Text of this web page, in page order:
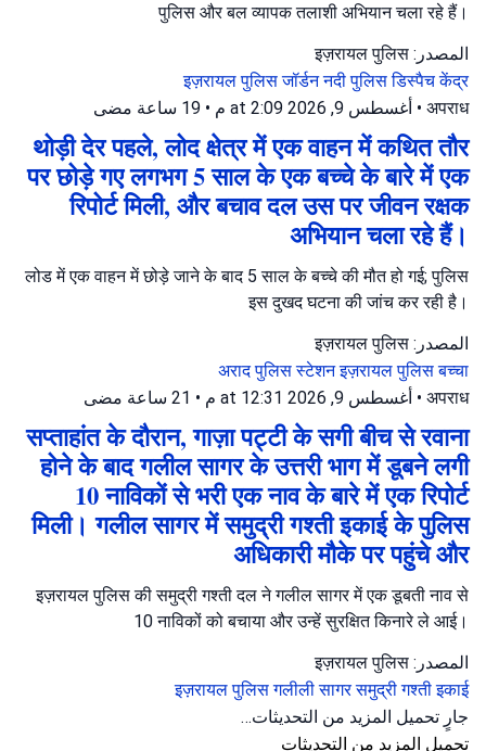
पुलिस और बल व्यापक तलाशी अभियान चला रहे हैं।
المصدر: इज़रायल पुलिस
इज़रायल पुलिसजॉर्डन नदीपुलिस डिस्पैच केंद्र
अपराध
• أغسطس 9, 2026 at 2:09 م • 19 ساعة مضى
थोड़ी देर पहले, लोद क्षेत्र में एक वाहन में कथित तौर
पर छोड़े गए लगभग 5 साल के एक बच्चे के बारे में एक
रिपोर्ट मिली, और बचाव दल उस पर जीवन रक्षक
अभियान चला रहे हैं।
लोड में एक वाहन में छोड़े जाने के बाद 5 साल के बच्चे की मौत हो गई; पुलिस
इस दुखद घटना की जांच कर रही है।
المصدر: इज़रायल पुलिस
अराद पुलिस स्टेशनइज़रायल पुलिसबच्चा
अपराध
• أغسطس 9, 2026 at 12:31 م • 21 ساعة مضى
सप्ताहांत के दौरान, गाज़ा पट्टी के सगी बीच से रवाना
होने के बाद गलील सागर के उत्तरी भाग में डूबने लगी
10 नाविकों से भरी एक नाव के बारे में एक रिपोर्ट
मिली। गलील सागर में समुद्री गश्ती इकाई के पुलिस
अधिकारी मौके पर पहुंचे और
इज़रायल पुलिस की समुद्री गश्ती दल ने गलील सागर में एक डूबती नाव से
10 नाविकों को बचाया और उन्हें सुरक्षित किनारे ले आई।
المصدر: इज़रायल पुलिस
इज़रायल पुलिसगलीली सागरसमुद्री गश्ती इकाई
جارٍ تحميل المزيد من التحديثات…
تحميل المزيد من التحديثات